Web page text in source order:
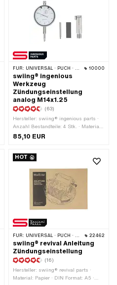
FÜR: UNIVERSAL · PUCH · SACHS · PONY / CILO (BETA 521 & 512) · PIAGGIO · ZÜNDAPP BELMONDO · TOMOS · CILO 10000
swiing® ingenious
Werkzeug
Zündungseinstellung
analog M14x1.25
(63)
Hersteller: swiing® ingenious parts ·
Anzahl Bestandteile: 4 Stk. · Material:
Stahl · Gewindeart: MF14x1.25
(Feingewinde) · Anwendungsbereich:
905.6.32.101.0
85,10 EUR
HOT
FÜR: UNIVERSAL · PUCH · SACHS · PIAGGIO · ZÜNDAPP BELMONDO 22462
swiing® revival Anleitung
Zündungseinstellung
(16)
Hersteller: swiing® revival parts ·
Material: Papier · DIN Format: A5 ·